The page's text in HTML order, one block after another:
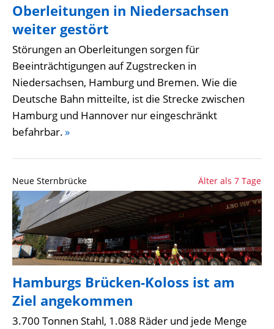
Oberleitungen in Niedersachsen
weiter gestört
Störungen an Oberleitungen sorgen für
Beeinträchtigungen auf Zugstrecken in
Niedersachsen, Hamburg und Bremen. Wie die
Deutsche Bahn mitteilte, ist die Strecke zwischen
Hamburg und Hannover nur eingeschränkt
befahrbar.»
Neue Sternbrücke Älter als 7 Tage
Hamburgs Brücken-Koloss ist am
Ziel angekommen
3.700 Tonnen Stahl, 1.088 Räder und jede Menge